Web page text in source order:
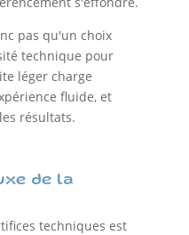
pas qu'un choix
technique pour
léger charge
fluide, et
résultats.
de la
techniques est